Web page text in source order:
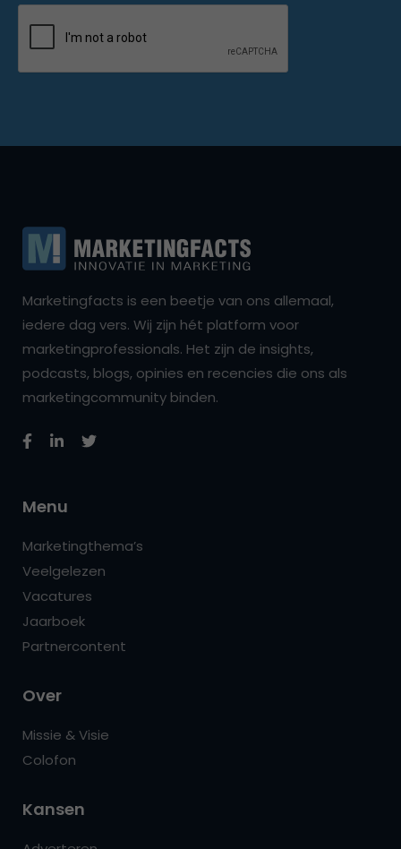
Marketingfacts is een beetje van ons allemaal,
iedere dag vers. Wij zijn hét platform voor
marketingprofessionals. Het zijn de insights,
podcasts, blogs, opinies en recencies die ons als
marketingcommunity binden.
Menu
Marketingthema’s
Veelgelezen
Vacatures
Jaarboek
Partnercontent
Over
Missie & Visie
Colofon
Kansen